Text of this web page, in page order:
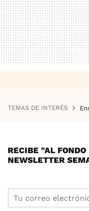
TEMAS DE INTERÉS
RECIBE "AL
NEWSLETTER